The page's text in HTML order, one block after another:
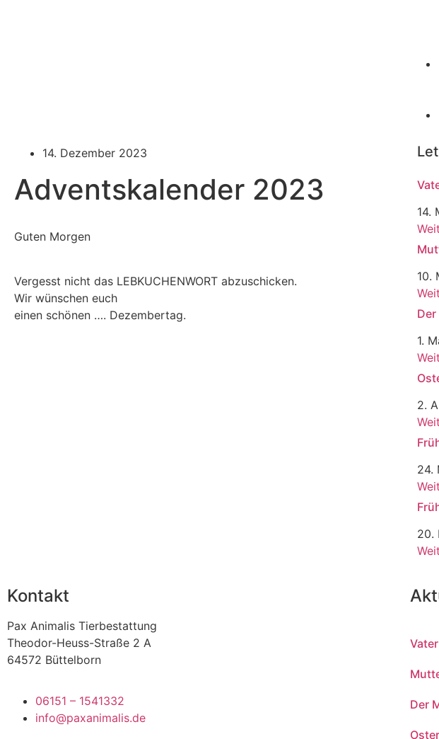
14. Dezember 2023
Adventskalender 2023
Guten Morgen
Vergesst nicht das LEBKUCHENWORT abzuschicken.
Wir wünschen euch
einen schönen …. Dezembertag.
14.
10.
1.
2.
24.
20.
Kontakt
Pax Animalis Tierbestattung
Theodor-Heuss-Straße 2 A
64572 Büttelborn
06151 – 1541332
info@paxanimalis.de
Der